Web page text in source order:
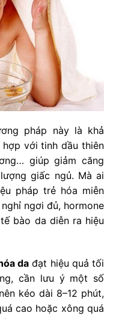
pháp này là khả
với tinh dầu thiên
giúp giảm căng
giấc ngủ. Mà ai
pháp trẻ hóa miễn
ngơi đủ, hormone
bào da diễn ra hiệu
da đạt hiệu quả tối
cần lưu ý một số
kéo dài 8–12 phút,
cao hoặc xông quá